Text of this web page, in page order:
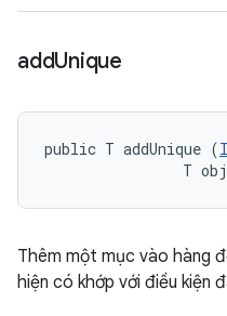
addUnique
public T addUnique (
T
Thêm một mục vào hàng
hiện có khớp với điều kiện